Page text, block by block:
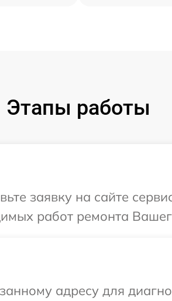
Этапы работы
заявку на сайте
работ ремонта
адресу для